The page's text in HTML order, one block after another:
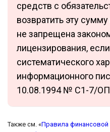
средств с
возвратить эту
не запрещена
лицензирования,
систематического
информационного
10.08.1994 № С1-7/
Также см. «Правила финансовой